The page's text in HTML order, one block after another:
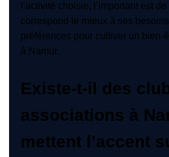
l’activité choisie, l’important est
correspond le mieux à ses
préférences pour cultiver un bien-
à Namur.
Existe-t-il des
associations à
mettent l’accent